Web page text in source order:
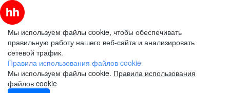
Мы используем файлы cookie, чтобы обеспечивать
правильную работу нашего веб-сайта и анализировать
сетевой трафик.
Правила использования файлов cookie
Мы используем файлы cookie. Правила использования
файлов cookie